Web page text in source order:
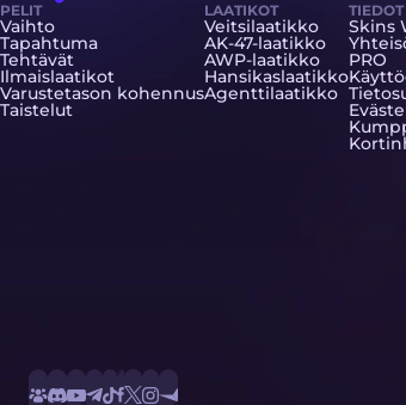
PELIT
Vaihto
Tapahtuma
Tehtävät
Ilmaislaatikot
Varustetason kohennus
Taistelut
LAATIKOT
Veitsilaatikko
AK-47-laatikko
AWP-laatikko
Hansikaslaatikko
Agenttilaatikko
TIEDOT
Skins
PRO